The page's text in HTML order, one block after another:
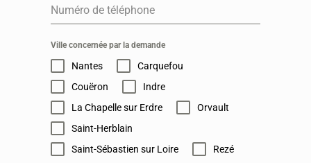
Ville concernée par la demande
Nantes
Carquefou
Couëron
Indre
La Chapelle sur Erdre
Orvault
Saint-Herblain
Saint-Sébastien sur Loire
Rezé